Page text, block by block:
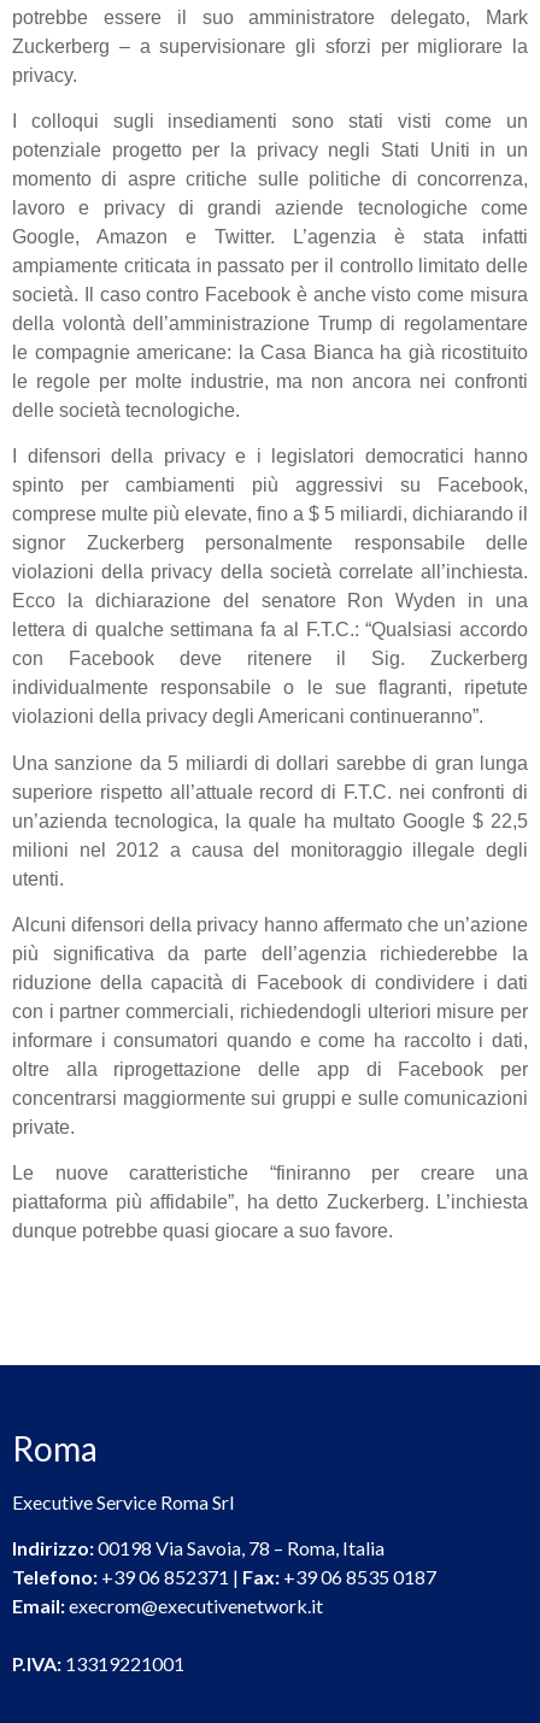
potrebbe essere il suo amministratore delegato, Mark
Zuckerberg – a supervisionare gli sforzi per migliorare la
privacy.
I colloqui sugli insediamenti sono stati visti come un
potenziale progetto per la privacy negli Stati Uniti in un
momento di aspre critiche sulle politiche di concorrenza,
lavoro e privacy di grandi aziende tecnologiche come
Google, Amazon e Twitter. L’agenzia è stata infatti
ampiamente criticata in passato per il controllo limitato delle
società. Il caso contro Facebook è anche visto come misura
della volontà dell’amministrazione Trump di regolamentare
le compagnie americane: la Casa Bianca ha già ricostituito
le regole per molte industrie, ma non ancora nei confronti
delle società tecnologiche.
I difensori della privacy e i legislatori democratici hanno
spinto per cambiamenti più aggressivi su Facebook,
comprese multe più elevate, fino a $ 5 miliardi, dichiarando il
signor Zuckerberg personalmente responsabile delle
violazioni della privacy della società correlate all’inchiesta.
Ecco la dichiarazione del senatore Ron Wyden in una
lettera di qualche settimana fa al F.T.C.: “Qualsiasi accordo
con Facebook deve ritenere il Sig. Zuckerberg
individualmente responsabile o le sue flagranti, ripetute
violazioni della privacy degli Americani continueranno”.
Una sanzione da 5 miliardi di dollari sarebbe di gran lunga
superiore rispetto all’attuale record di F.T.C. nei confronti di
un’azienda tecnologica, la quale ha multato Google $ 22,5
milioni nel 2012 a causa del monitoraggio illegale degli
utenti.
Alcuni difensori della privacy hanno affermato che un’azione
più significativa da parte dell’agenzia richiederebbe la
riduzione della capacità di Facebook di condividere i dati
con i partner commerciali, richiedendogli ulteriori misure per
informare i consumatori quando e come ha raccolto i dati,
oltre alla riprogettazione delle app di Facebook per
concentrarsi maggiormente sui gruppi e sulle comunicazioni
private.
Le nuove caratteristiche “finiranno per creare una
piattaforma più affidabile”, ha detto Zuckerberg. L’inchiesta
dunque potrebbe quasi giocare a suo favore.
Roma
Executive Service Roma Srl
Indirizzo:00198 Via Savoia, 78 – Roma, Italia
Telefono: +39 06 852371 | Fax: +39 06 8535 0187
Email:execrom@executivenetwork.it
P.IVA: 13319221001